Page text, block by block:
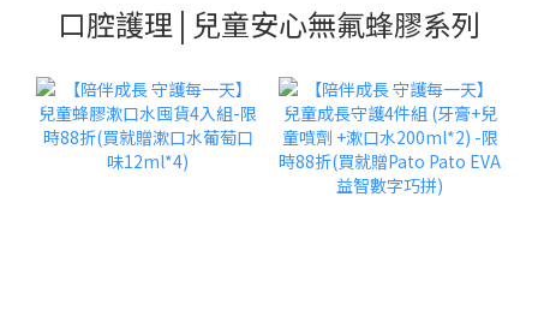
口腔護理 | 兒童安心無氟蜂膠系列